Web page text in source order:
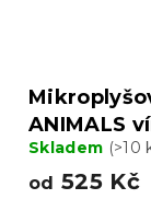
ANIMALS
Skladem (>10
od 525 Kč